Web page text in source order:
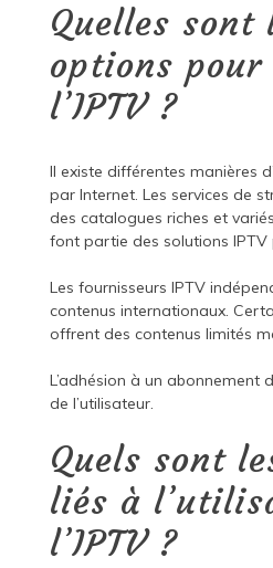
Quelles sont
options pour
l’IPTV ?
Il existe différentes manières
par Internet. Les services de
des catalogues riches et
font partie des solutions IPTV
Les fournisseurs IPTV
contenus internationaux.
offrent des contenus limités
L’adhésion à un abonnement
de l’utilisateur.
Quels sont
liés à
l’IPTV ?